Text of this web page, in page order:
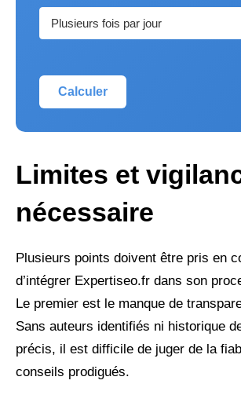
Calculer
Limites et
nécessaire
Plusieurs points doivent être pris en
d’intégrer Expertiseo.fr dans son
Le premier est le manque de
Sans auteurs identifiés ni historique
précis, il est difficile de juger de la
conseils prodigués.